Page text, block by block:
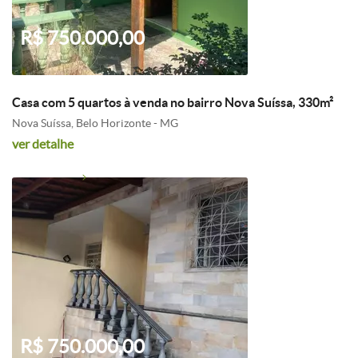
R$ 750.000,00
Casa com 5 quartos à venda no bairro Nova Suíssa, 330m²
Nova Suíssa, Belo Horizonte - MG
ver detalhe
R$ 750.000,00